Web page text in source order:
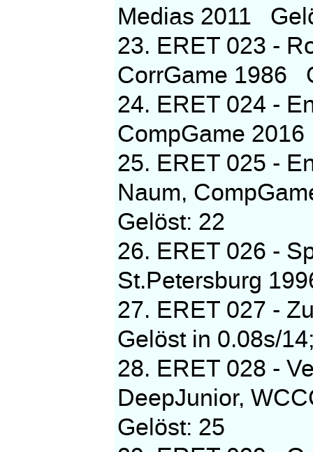
Medias 2011
23. ERET 023 -
CorrGame 1986
24. ERET 024 -
CompGame
25. ERET 025 -
Naum,
Gelöst: 22
26. ERET 026 -
St.Petersburg
27. ERET 027 -
Gelöst in 0.08s/
28. ERET 028 -
DeepJunior,
Gelöst: 25